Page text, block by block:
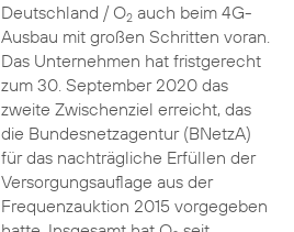
Deutschland / O2auch beim 4G-
Ausbau mit großen Schritten voran.
Das Unternehmen hat fristgerecht
zum 30. September 2020 das
zweite Zwischenziel erreicht, das
die Bundesnetzagentur (BNetzA)
für das nachträgliche Erfüllen der
Versorgungsauflage aus der
Frequenzauktion 2015 vorgegeben